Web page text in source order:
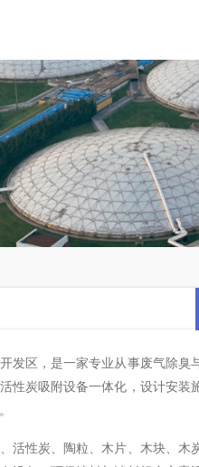
发区，是一家专业从事废气除
性炭吸附设备一体化，设计安
活性炭、陶粒、木片、木块、